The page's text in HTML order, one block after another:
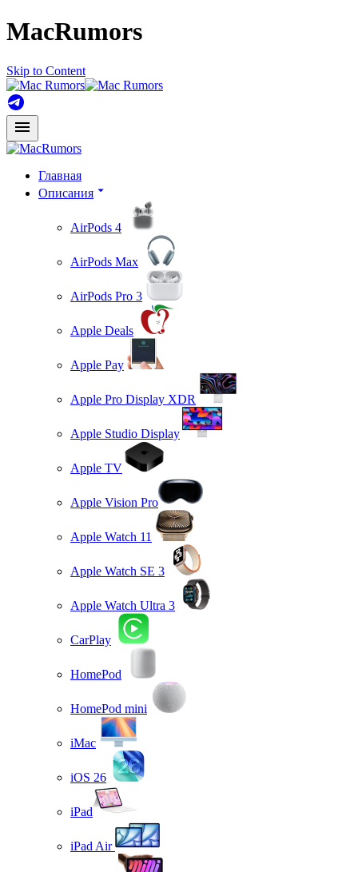
MacRumors
Skip to Content
Главная
Описания
AirPods 4
AirPods Max
AirPods Pro 3
Apple Deals
Apple Pay
Apple Pro Display XDR
Apple Studio Display
Apple TV
Apple Vision Pro
Apple Watch 11
Apple Watch SE 3
Apple Watch Ultra 3
CarPlay
HomePod
HomePod mini
iMac
iOS 26
iPad
iPad Air